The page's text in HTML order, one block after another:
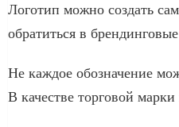
Логотип можно создать
обратиться в брендинговые
Не каждое обозначение
В качестве торговой марки